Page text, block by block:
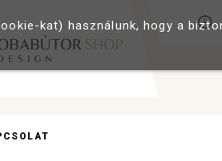
kat) használunk, hogy a